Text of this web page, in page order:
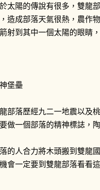
太陽的傳說有很多，雙龍
造成部落天氣很熱，農作
射到其中一個太陽的眼睛
堡壘
部落歷經九二一地震以及
做一個部落的精神標誌，
的人合力將木頭搬到雙龍
會一定要到雙龍部落看看